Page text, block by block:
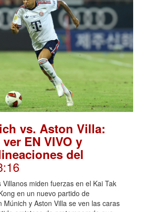
vs. Aston Villa:
EN VIVO y
del
miden fuerzas en el Kai Tak
en un nuevo partido de
Múnich y Aston Villa se ven las caras